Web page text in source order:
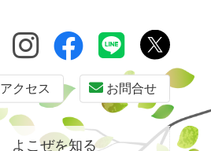
アクセス お問合せ
よこぜを知る